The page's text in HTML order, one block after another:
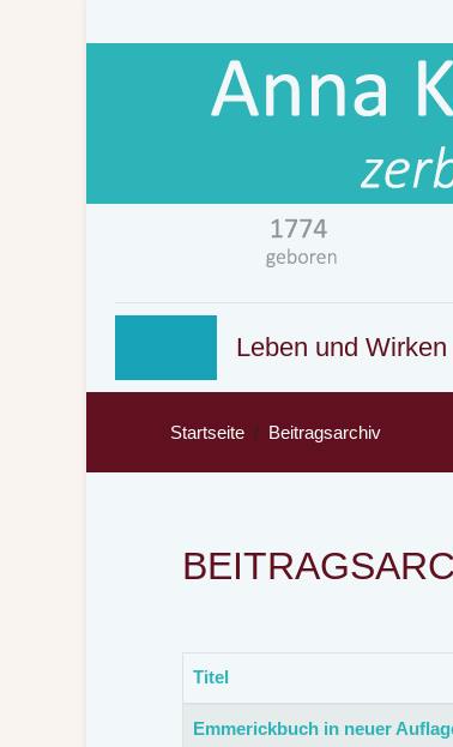
Leben und Wirken
Startseite Beitragsarchiv
Titel
Emmerickbuch in neuer